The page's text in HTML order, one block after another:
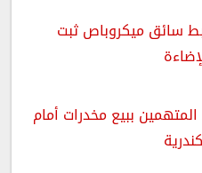
سائق ميكروباص ثبت
ببيع مخدرات أمام